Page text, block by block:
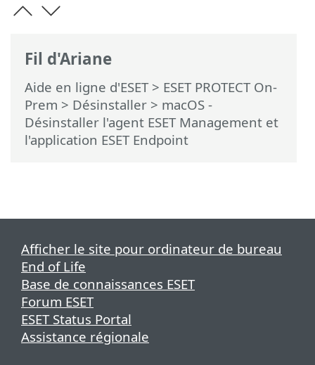
Fil d'Ariane
Aide en ligne d'ESET> ESET PROTECT On-
Prem > Désinstaller > macOS -
Désinstaller l'agent ESET Management et
l'application ESET Endpoint
Afficher le site pour ordinateur de bureau
End of Life
Base de connaissances ESET
Forum ESET
ESET Status Portal
Assistance régionale